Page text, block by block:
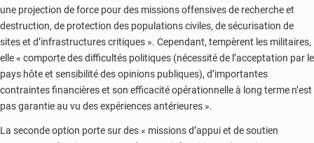
une projection de force pour des missions offensives de recherche et
destruction, de protection des populations civiles, de sécurisation de
sites et d’infrastructures critiques ». Cependant, tempèrent les militaires,
elle « comporte des difficultés politiques (nécessité de l’acceptation par le
pays hôte et sensibilité des opinions publiques), d’importantes
contraintes financières et son efficacité opérationnelle à long terme n’est
pas garantie au vu des expériences antérieures ».
La seconde option porte sur des « missions d’appui et de soutien